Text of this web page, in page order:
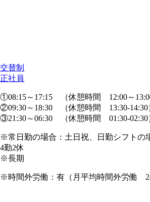
交替制
正社員
①08:15～17:15 （休憩時間 12:00～
②09:30～18:30 （休憩時間 13:30-14:30
③21:30～06:30 （休憩時間 01:30-02:30
※常日勤の場合：土日祝、日勤シフトの
4勤2休
※長期
※時間外労働：有（月平均時間外労働